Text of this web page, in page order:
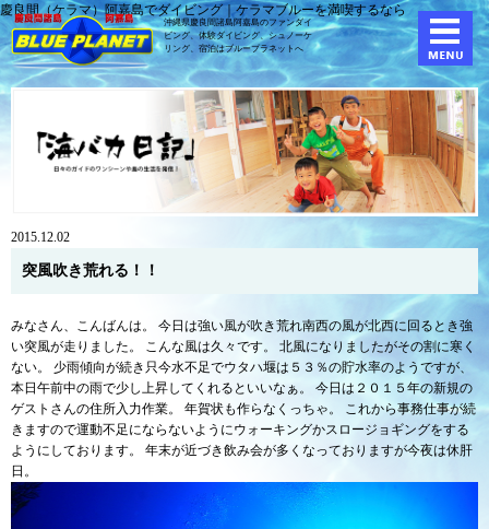
慶良間（ケラマ）阿嘉島でダイビング｜ケラマブルーを満喫するなら
沖縄県慶良間諸島阿嘉島のファンダイ
ビング、体験ダイビング、シュノーケ
リング、宿泊はブループラネットへ
2015.12.02
突風吹き荒れる！！
みなさん、こんばんは。 今日は強い風が吹き荒れ南西の風が北西に回るとき強
い突風が走りました。 こんな風は久々です。 北風になりましたがその割に寒く
ない。 少雨傾向が続き只今水不足でウタハ堰は５３％の貯水率のようですが、
本日午前中の雨で少し上昇してくれるといいなぁ。 今日は２０１５年の新規の
ゲストさんの住所入力作業。 年賀状も作らなくっちゃ。 これから事務仕事が続
きますので運動不足にならないようにウォーキングかスロージョギングをする
ようにしております。 年末が近づき飲み会が多くなっておりますが今夜は休肝
日。